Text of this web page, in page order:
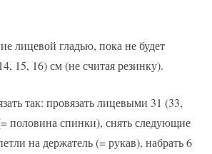
лицевой гладью, пока не будет
15, 16) см (не считая резинку).
так: провязать лицевыми 31 (33,
половина спинки), снять следующие
на держатель (= рукав), набрать 6